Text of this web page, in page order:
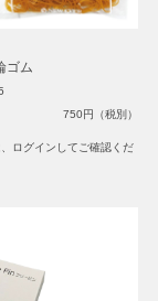
ゴム
750円（税別）
ログインしてご確認くだ